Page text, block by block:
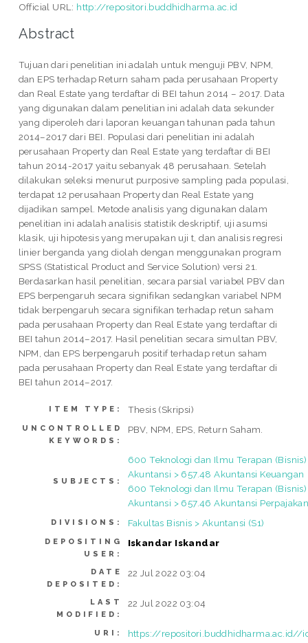
Official URL: http://repositori.buddhidharma.ac.id
Abstract
Tujuan dari penelitian ini adalah untuk menguji PBV, NPM,
dan EPS terhadap Return saham pada perusahaan Property
dan Real Estate yang terdaftar di BEI tahun 2014 – 2017. Data
yang digunakan dalam penelitian ini adalah data sekunder
yang diperoleh dari laporan keuangan tahunan pada tahun
2014–2017 dari BEI. Populasi dari penelitian ini adalah
perusahaan Property dan Real Estate yang terdaftar di BEI
tahun 2014-2017 yaitu sebanyak 48 perusahaan. Setelah
dilakukan seleksi menurut purposive sampling pada populasi,
terdapat 12 perusahaan Property dan Real Estate yang
dijadikan sampel. Metode analisis yang digunakan dalam
penelitian ini adalah analisis statistik deskriptif, uji asumsi
klasik, uji hipotesis yang merupakan uji t, dan analisis regresi
linier berganda yang diolah dengan menggunakan program
SPSS (Statistical Product and Service Solution) versi 21.
Berdasarkan hasil penelitian, secara parsial variabel PBV dan
EPS berpengaruh secara signifikan sedangkan variabel NPM
tidak berpengaruh secara signifikan terhadap retun saham
pada perusahaan Property dan Real Estate yang terdaftar di
BEI tahun 2014–2017. Hasil penelitian secara simultan PBV,
NPM, dan EPS berpengaruh positif terhadap retun saham
pada perusahaan Property dan Real Estate yang terdaftar di
BEI tahun 2014–2017.
ITEM TYPE: Thesis (Skripsi)
UNCONTROLLED
KEYWORDS:
PBV, NPM, EPS, Return Saham.
SUBJECTS:
600 Teknologi dan Ilmu Terapan (Bisnis)
Akuntansi > 657.48 Akuntansi Keuangan
600 Teknologi dan Ilmu Terapan (Bisnis)
Akuntansi > 657.46 Akuntansi
DIVISIONS: Fakultas Bisnis > Akuntansi (S1)
DEPOSITING
USER:
Iskandar Iskandar
DATE
DEPOSITED:
22 Jul 2022 03:04
LAST
MODIFIED:
22 Jul 2022 03:04
URI: https://repositori.buddhidharma.ac.id//